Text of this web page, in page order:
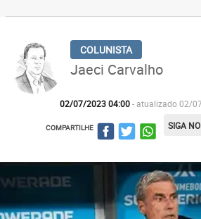
Jaeci Carvalho
02/07/2023 04:00- atualizado 02/
COMPARTILHE SIGA NO